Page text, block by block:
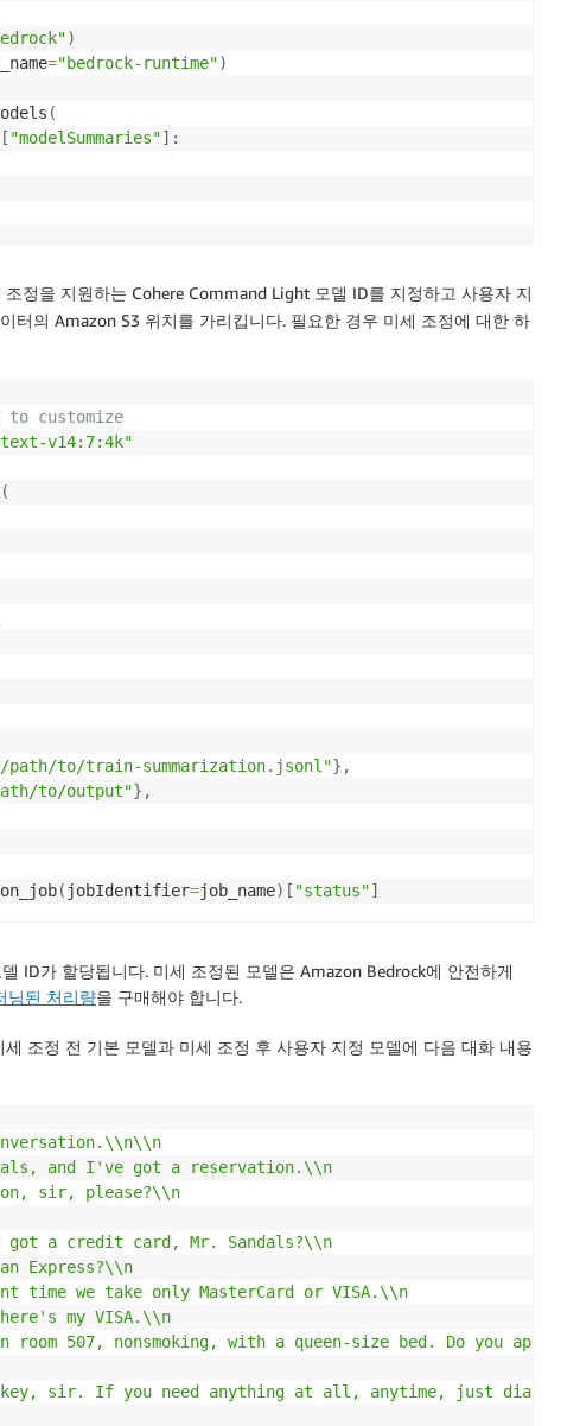
)
="bedrock-runtime")
(
[ "modelSummaries"] :
정을 지원하는 Cohere Command Light 모델 ID를 지정하고 사용자 지
터의 Amazon S3 위치를 가리킵니다. 필요한 경우 미세 조정에 대한 하
to customize
text-v14:7:4k"
(
path/to/train-summarization.jsonl"} ,
to/output"} ,
( jobIdentifier=job_name) [ "status"]
ID가 할당됩니다. 미세 조정된 모델은 Amazon Bedrock에 안전하게
닝된 처리량을 구매해야 합니다.
조정 전 기본 모델과 미세 조정 후 사용자 지정 모델에 다음 대화 내용
and I've got a reservation.\\n
sir, please?\\n
got a credit card, Mr. Sandals?\\n
Express?\\n
time we take only MasterCard or VISA.\\n
here's my VISA.\\n
507, nonsmoking, with a queen-size bed. Do you
key, sir. If you need anything at all, anytime, just dial